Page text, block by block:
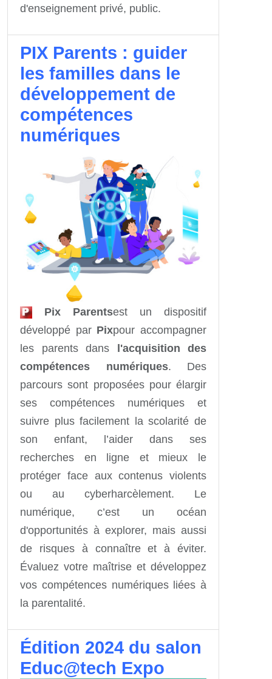
d'enseignement privé, public.
PIX Parents : guider
les familles dans le
développement de
compétences
numériques
Pix Parentsest un dispositif
développé par Pixpour accompagner
les parents dans
l'acquisition des
compétences numériques. Des
parcours sont proposées pour élargir
ses compétences numériques et
suivre plus facilement la scolarité de
son enfant, l’aider dans ses
recherches en ligne et mieux le
protéger face aux contenus violents
ou au cyberharcèlement. Le
numérique, c’est un océan
d'opportunités à explorer, mais aussi
de risques à connaître et à éviter.
Évaluez votre maîtrise et développez
vos compétences numériques liées à
la parentalité.
Édition 2024 du salon
Educ@tech Expo